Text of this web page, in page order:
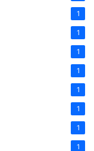
1
1
1
1
1
1
1
1